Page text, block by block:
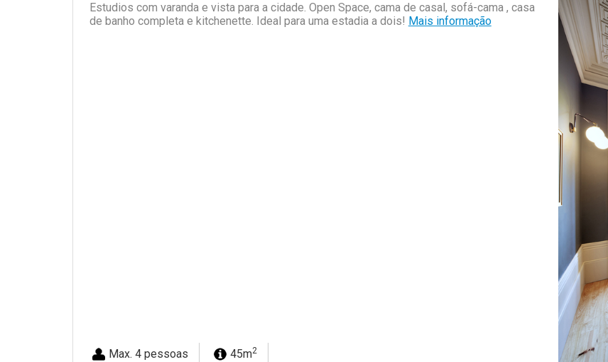
Estudios com varanda e vista para a cidade. Open Space, cama de casal, sofá-cama , casa
de banho completa e kitchenette. Ideal para uma estadia a dois! Mais informação
Max. 4 pessoas 45m2